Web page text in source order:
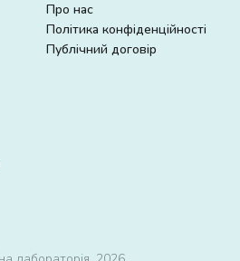
Про нас
Політика конфіденційності
Публічний договір